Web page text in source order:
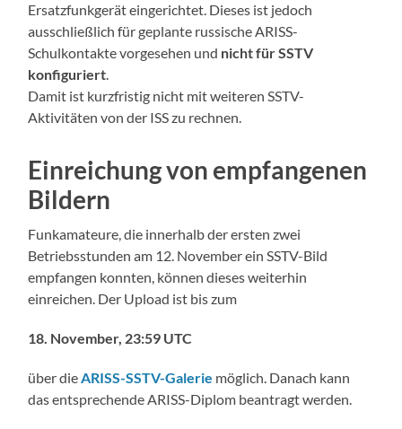
Ersatzfunkgerät eingerichtet. Dieses ist jedoch
ausschließlich für geplante russische ARISS-
Schulkontakte vorgesehen und nicht für SSTV
konfiguriert.
Damit ist kurzfristig nicht mit weiteren SSTV-
Aktivitäten von der ISS zu rechnen.
Einreichung von empfangenen
Bildern
Funkamateure, die innerhalb der ersten zwei
Betriebsstunden am 12. November ein SSTV-Bild
empfangen konnten, können dieses weiterhin
einreichen. Der Upload ist bis zum
18. November, 23:59 UTC
über dieARISS-SSTV-Galerie möglich. Danach kann
das entsprechende ARISS-Diplom beantragt werden.